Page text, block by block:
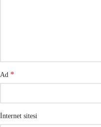
Ad *
İnternet sitesi